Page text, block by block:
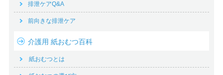
排泄ケアQ&A
前向きな排泄ケア
介護用 紙おむつ百科
紙おむつとは